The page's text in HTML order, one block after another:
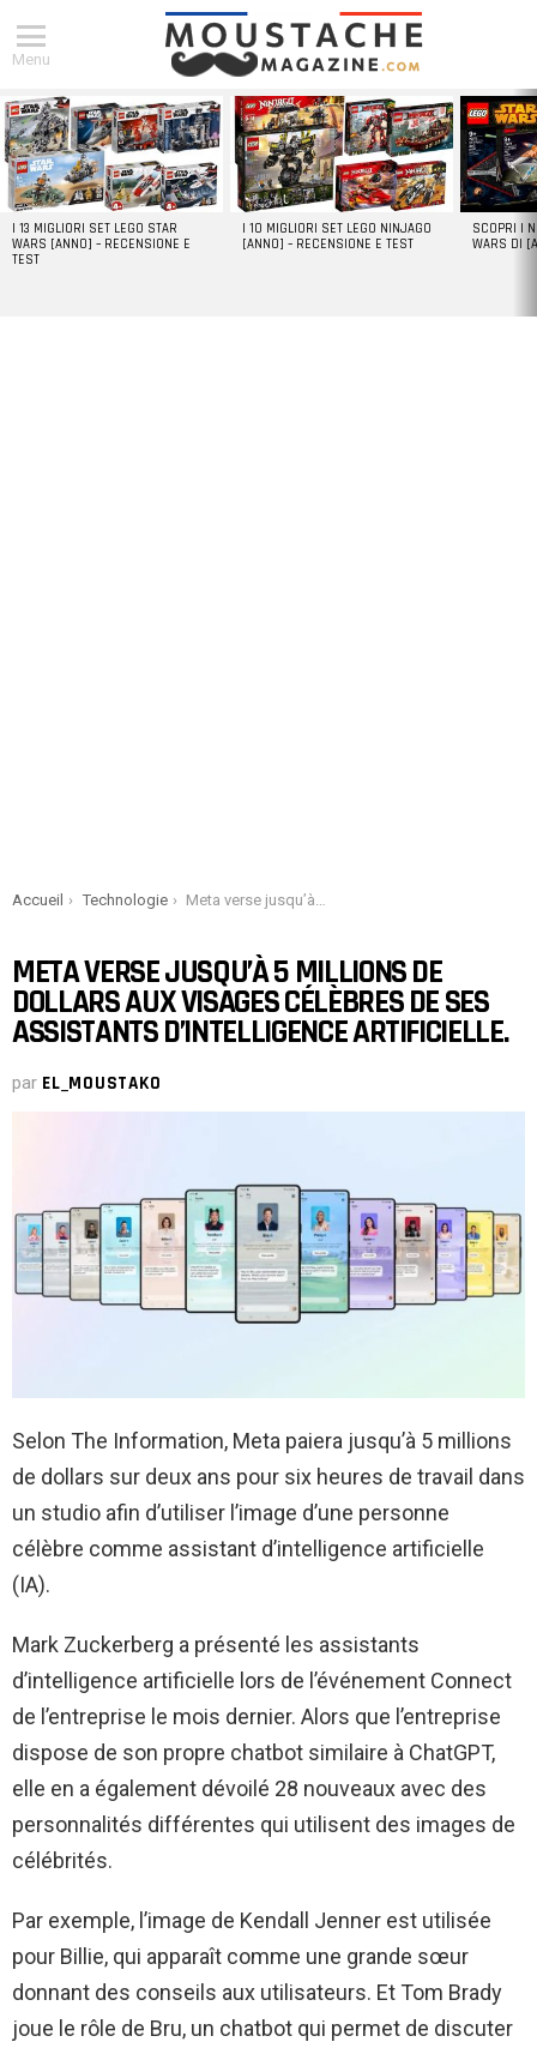
Menu
DERNIERS
ARTICLES
I 13 MIGLIORI SET LEGO STAR
WARS [ANNO] – RECENSIONE E
TEST
I 10 MIGLIORI SET LEGO NINJAGO
[ANNO] – RECENSIONE E TEST
SCOPRI I
WARS DI
You are here:
Accueil Technologie Meta verse jusqu’à 5 millions de dollars aux visages célèbres de ses assistants d’intelligence artificielle.
META VERSE JUSQU’À 5 MILLIONS DE
DOLLARS AUX VISAGES CÉLÈBRES DE SES
ASSISTANTS D’INTELLIGENCE ARTIFICIELLE.
par EL_MOUSTAKO
Selon The Information, Meta paiera jusqu’à 5 millions
de dollars sur deux ans pour six heures de travail dans
un studio afin d’utiliser l’image d’une personne
célèbre comme assistant d’intelligence artificielle
(IA).
Mark Zuckerberg a présenté les assistants
d’intelligence artificielle lors de l’événement Connect
de l’entreprise le mois dernier. Alors que l’entreprise
dispose de son propre chatbot similaire à ChatGPT,
elle en a également dévoilé 28 nouveaux avec des
personnalités différentes qui utilisent des images de
célébrités.
Par exemple, l’image de Kendall Jenner est utilisée
pour Billie, qui apparaît comme une grande sœur
donnant des conseils aux utilisateurs. Et Tom Brady
joue le rôle de Bru, un chatbot qui permet de discuter